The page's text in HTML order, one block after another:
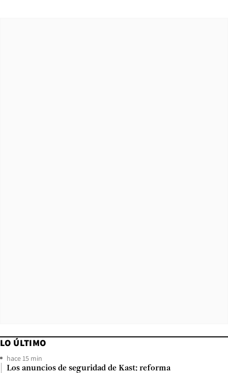
LO ÚLTIMO
hace 15 min
Los anuncios de seguridad de Kast: reforma